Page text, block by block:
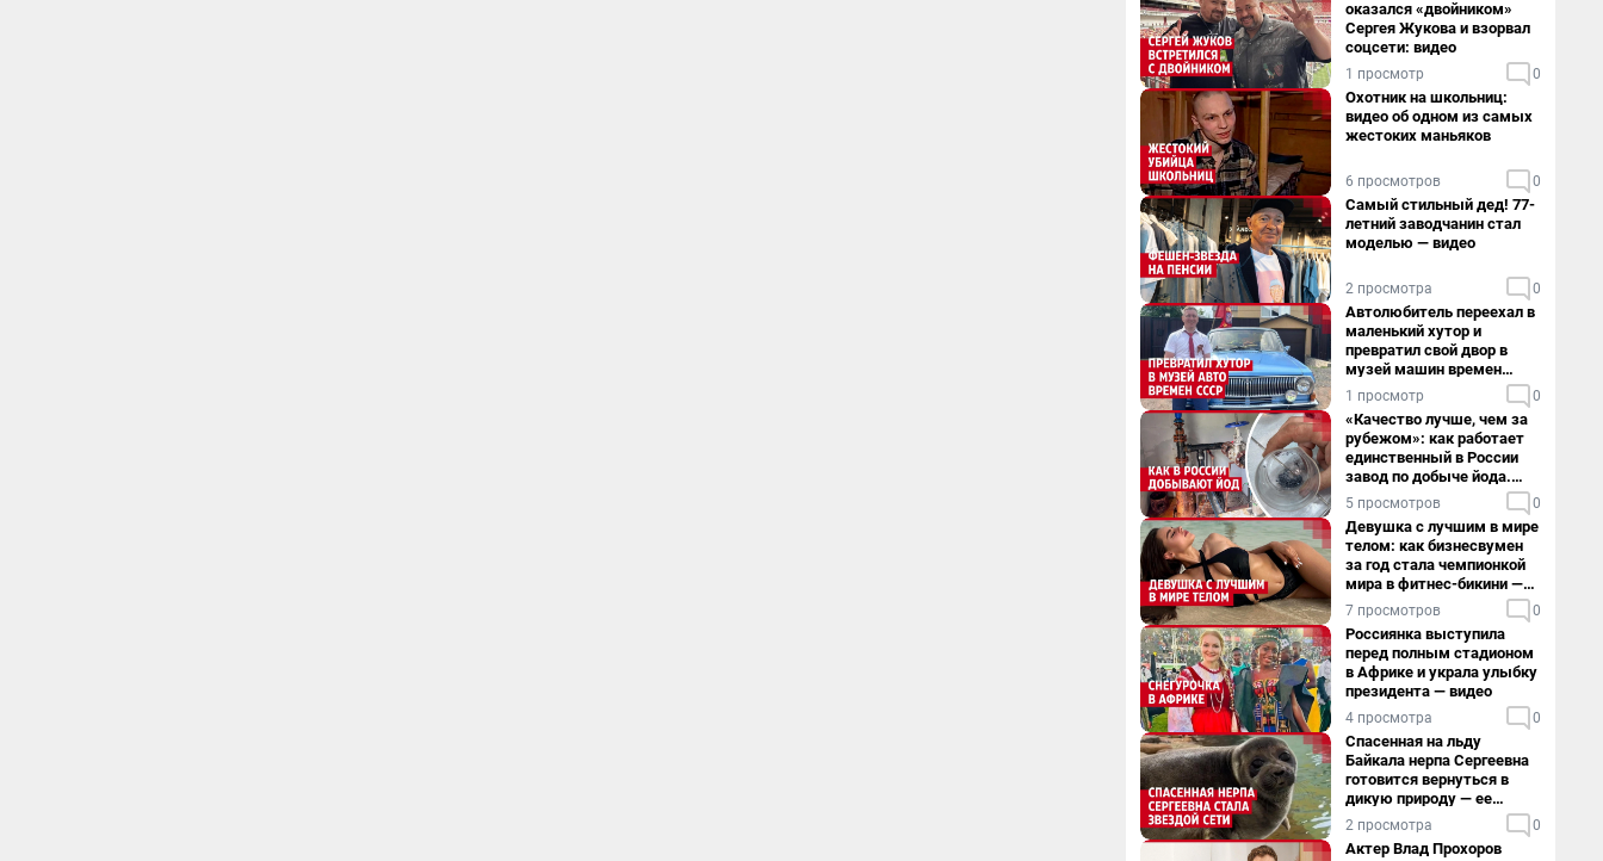
оказался «двойником»
Сергея Жукова и взорвал
соцсети: видео
1 просмотр 0
Охотник на школьниц:
видео об одном из самых
жестоких маньяков
6 просмотров 0
Самый стильный дед! 77-
летний заводчанин стал
моделью — видео
2 просмотра 0
Автолюбитель переехал в
маленький хутор и
превратил свой двор в
музей машин времен
СССР. Видео
1 просмотр 0
«Качество лучше, чем за
рубежом»: как работает
единственный в России
завод по добыче йода.
Видео
5 просмотров 0
Девушка с лучшим в мире
телом: как бизнесвумен
за год стала чемпионкой
мира в фитнес-бикини —
видео
7 просмотров 0
Россиянка выступила
перед полным стадионом
в Африке и украла улыбку
президента — видео
4 просмотра 0
Спасенная на льду
Байкала нерпа Сергеевна
готовится вернуться в
дикую природу — ее
видеоистория
2 просмотра 0
Актер Влад Прохоров